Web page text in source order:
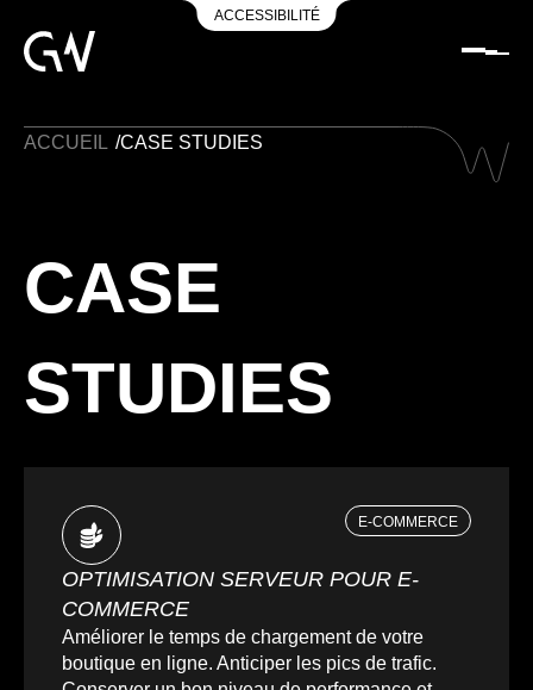
ACCESSIBILITÉ
ACCUEIL /CASE STUDIES
CASE
STUDIES
E-COMMERCE
OPTIMISATION SERVEUR POUR E-
COMMERCE
Améliorer le temps de chargement de votre
boutique en ligne. Anticiper les pics de trafic.